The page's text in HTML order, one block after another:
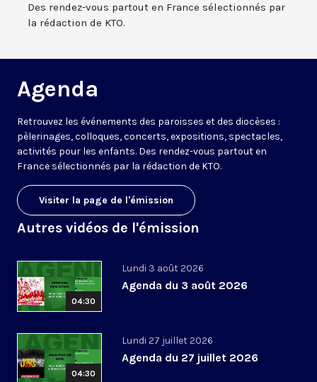
Des rendez-vous partout en France sélectionnés par
la rédaction de KTO.
Agenda
Retrouvez les événements des paroisses et des diocèses :
pèlerinages, colloques, concerts, expositions, spectacles,
activités pour les enfants. Des rendez-vous partout en
France sélectionnés par la rédaction de KTO.
Visiter la page de l'émission
Autres vidéos de l'émission
04:30
Lundi 3 août 2026
Agenda du 3 août 2026
04:30
Lundi 27 juillet 2026
Agenda du 27 juillet 2026